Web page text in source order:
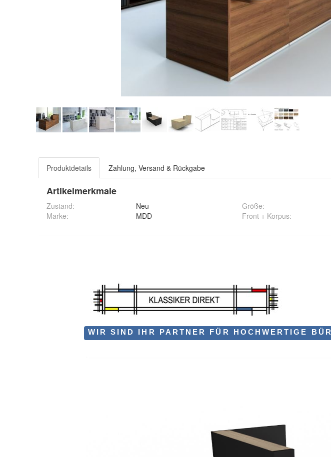
Produktdetails Zahlung, Versand & Rückgabe
Artikelmerkmale
Zustand:
Neu
Marke:
MDD
Größe:
Front + Korpus: